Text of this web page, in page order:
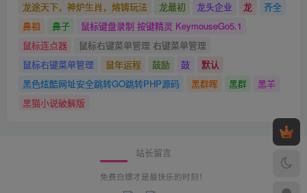
龙途天下，神炉生肖，熔铸玩法 龙最初 龙头企业 龙
齐全
鼻祖
鼻子
鼠标键盘录制 按键精灵 KeymouseGo5.1
鼠标连点器
鼠标右键菜单管理 右键菜单管理
鼠标右键菜单管理
鼠年运程 鼓励 鼓
默认
黑色炫酷网址安全跳转GO跳转PHP源码
黑群晖 黑群
黑羊
黑猫小说破解版
站长留言
免费白嫖才是最快乐的时刻！